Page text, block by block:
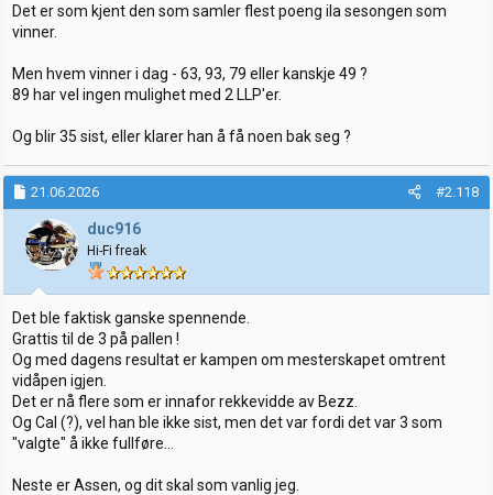
Det er som kjent den som samler flest poeng ila sesongen som
vinner.
Men hvem vinner i dag - 63, 93, 79 eller kanskje 49 ?
89 har vel ingen mulighet med 2 LLP'er.
Og blir 35 sist, eller klarer han å få noen bak seg ?
21.06.2026 #2.118
duc916
Hi-Fi freak
Det ble faktisk ganske spennende.
Grattis til de 3 på pallen !
Og med dagens resultat er kampen om mesterskapet omtrent
vidåpen igjen.
Det er nå flere som er innafor rekkevidde av Bezz.
Og Cal (?), vel han ble ikke sist, men det var fordi det var 3 som
"valgte" å ikke fullføre...
Neste er Assen, og dit skal som vanlig jeg.